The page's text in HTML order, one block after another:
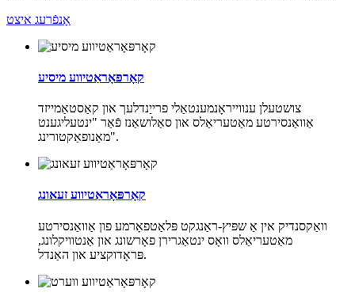
אָנפֿרעג איצט
קאָרפּאָראַטיווע מיסיע
צושטעלן ענווייראָנמענטאַלי פרייַנדלעך און קאַסטאַמייזד
אַוואַנסירטע מאַטעריאַלס און סאַלושאַנז פֿאַר "ינטעליגענט
מאַנופאַקטורינג".
קאָרפּאָראַטיווע זעאונג
וואַקסנדיק אין אַ שפּיץ-ראַנגקט פּלאַטפאָרמע פון ​​אַוואַנסירטע
מאַטעריאַלס וואָס ינטאַגרירן פאָרשונג און אַנטוויקלונג,
פּראָדוקציע און האַנדל.